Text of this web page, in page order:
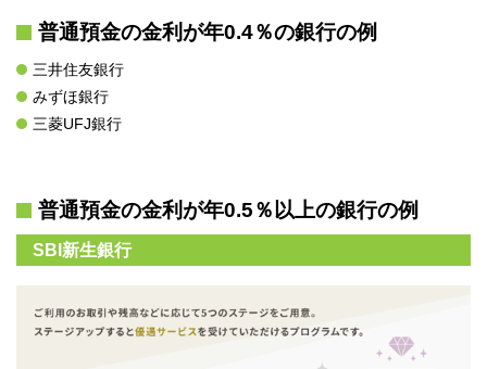
普通預金の金利が年0.4％の銀行の例
三井住友銀行
みずほ銀行
三菱UFJ銀行
普通預金の金利が年0.5％以上の銀行の例
SBI新生銀行